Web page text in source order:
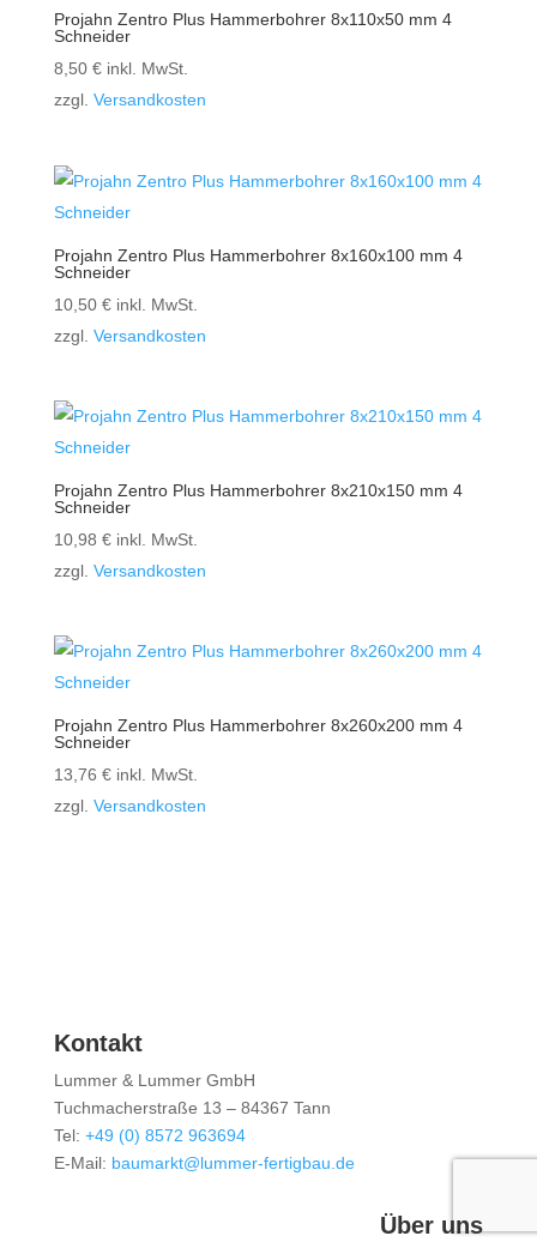
Projahn Zentro Plus Hammerbohrer 8x110x50 mm 4
Schneider
8,50 € inkl. MwSt.
zzgl. Versandkosten
Projahn Zentro Plus Hammerbohrer 8x160x100 mm 4
Schneider
10,50 € inkl. MwSt.
zzgl. Versandkosten
Projahn Zentro Plus Hammerbohrer 8x210x150 mm 4
Schneider
10,98 € inkl. MwSt.
zzgl. Versandkosten
Projahn Zentro Plus Hammerbohrer 8x260x200 mm 4
Schneider
13,76 € inkl. MwSt.
zzgl. Versandkosten
Kontakt
Lummer & Lummer GmbH
Tuchmacherstraße 13 – 84367 Tann
Tel: +49 (0) 8572 963694
E-Mail: baumarkt@lummer-fertigbau.de
Über uns